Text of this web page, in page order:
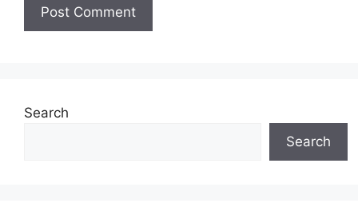
Search
Search